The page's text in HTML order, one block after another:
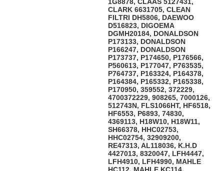
CLARK 6631705, CLEAN
FILTRI DH5806, DAEWOO
D516823, DIGOEMA
DGMH20184, DONALDSON
P173133, DONALDSON
P166247, DONALDSON
P173737, P174650, P176566,
P560613, P177047, P763535,
P764737, P163324, P164378,
P164384, P165332, P165338,
P170950, 359552, 372229,
4700372229, 908265, 7000126,
512743N, FLS1066HT, HF6518,
HF6553, P6893, 74830,
4369113, H18W10, H18W11,
SH66378, HHC02753,
HHC02754, 32909200,
RE47313, AL118036, K.H.D
4427013, 8320047, LFH4447,
LFH4910, LFH4990, MAHLE
HC112, MAHLE KC114,